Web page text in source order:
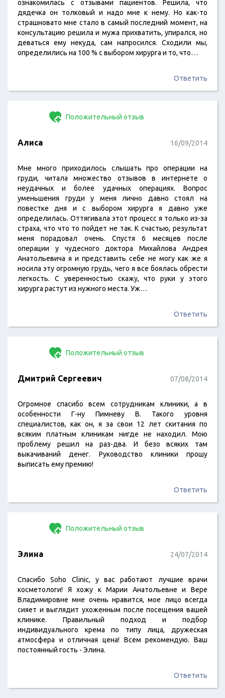
ознакомилась с отзывами пациентов. Решила, что
дядечка он толковый и надо мне к нему. Но как-то
страшновато мне стало в самый последний момент, на
консультацию решила и мужа прихватить, упирался, но
деваться ему некуда, сам напросился. Сходили мы,
определились на 100 % с выбором хирурга и то, что…
Ответить
Положительный отзыв
Алиса 16/09/2014
Мне много приходилось слышать про операции на
груди, читала множество отзывов в интернете о
неудачных и более удачных операциях. Вопрос
уменьшения груди у меня лично давно стоял на
повестке дня и с выбором хирурга я давно уже
определилась. Оттягивала этот процесс я только из-за
страха, что что то пойдет не так. К счастью, результат
меня порадовал очень. Спустя 6 месяцев после
операции у чудесного доктора Михайлова Андрея
Анатольевича я и представить себе не могу как же я
носила эту огромную грудь, чего я все боялась обрести
легкость. С уверенностью скажу, что руки у этого
хирурга растут из нужного места. Уж…
Ответить
Положительный отзыв
Дмитрий Сергеевич 07/08/2014
Огромное спасибо всем сотрудникам клиники, а в
особенности Г-ну Пимневу В. Такого уровня
специалистов, как он, я за свои 12 лет скитания по
всяким платным клиникам нигде не находил. Мою
проблему решил на раз-два. И безо всяких там
выкачиваний денег. Руководство клиники прошу
выписать ему премию!
Ответить
Положительный отзыв
Элина 24/07/2014
Спасибо Soho Clinic, у вас работают лучшие врачи
косметологи! Я хожу к Марии Анатольевне и Вере
Владимировне мне очень нравится, мое лицо всегда
сияет и выглядит ухоженным после посещения вашей
клинике. Правильный подход и подбор
индивидуального крема по типу лица, дружеская
атмосфера и отличная цена! Всем рекомендую. Ваш
постоянный гость - Элина.
Ответить